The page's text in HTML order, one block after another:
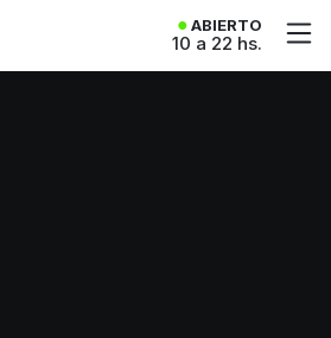
ABIERTO
10 a 22 hs.